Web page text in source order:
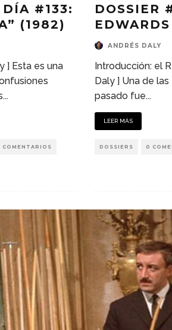
#133:
(1982)
] Esta es una
...
COMENTARIOS
DOSSIER
ANDRÉS DALY
Introducción: el
Daly ] Una de
pasado fue...
LEER MÁS
DOSSIERS 0